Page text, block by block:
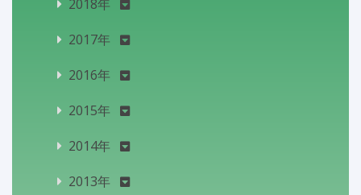
2018年
2017年
2016年
2015年
2014年
2013年